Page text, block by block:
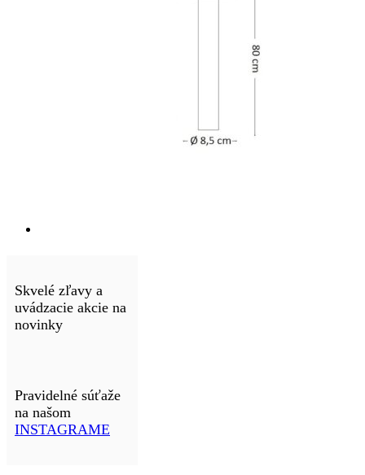
Skvelé zľavy a
uvádzacie akcie na
novinky
Pravidelné súťaže
na našom
INSTAGRAME